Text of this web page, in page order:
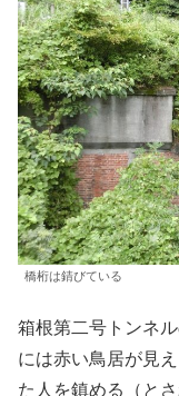
橋桁は錆びている
箱根第二号トンネ
には赤い鳥居が見
た人を鎮める（と